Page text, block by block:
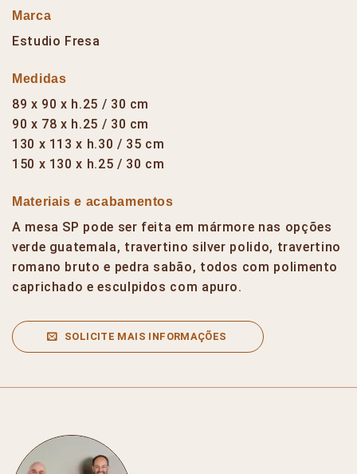
Marca
Estudio Fresa
Medidas
89 x 90 x h.25 / 30 cm
90 x 78 x h.25 / 30 cm
130 x 113 x h.30 / 35 cm
150 x 130 x h.25 / 30 cm
Materiais e acabamentos
A mesa SP pode ser feita em mármore nas opções
verde guatemala, travertino silver polido, travertino
romano bruto e pedra sabão, todos com polimento
caprichado e esculpidos com apuro.
SOLICITE MAIS INFORMAÇÕES